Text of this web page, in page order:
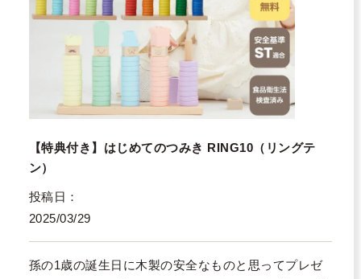
【特典付き】はじめてのつみき RING10（リングテ
ン）
投稿日
2025/03/29
孫の1歳の誕生日に木製の安全なものと思ってプレゼ